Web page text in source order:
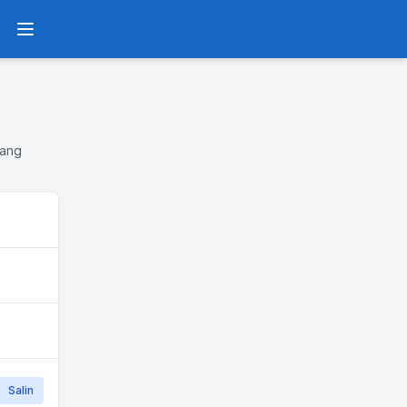
Menu
Salin